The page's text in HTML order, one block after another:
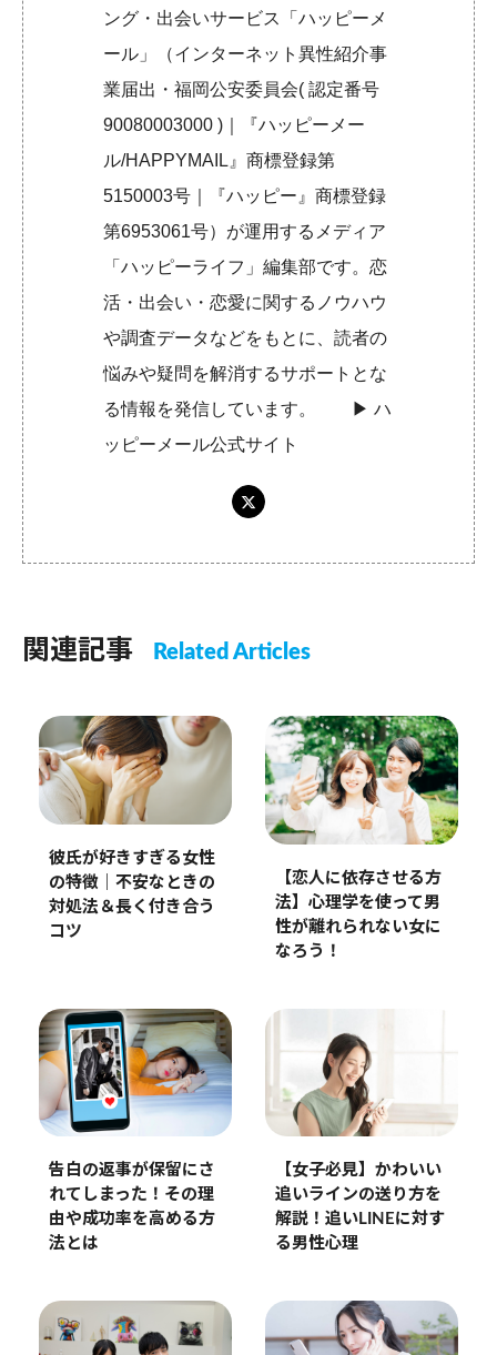
ング・出会いサービス「ハッピーメ
ール」（インターネット異性紹介事
業届出・福岡公安委員会( 認定番号
90080003000 )｜『ハッピーメー
ル/HAPPYMAIL』商標登録第
5150003号｜『ハッピー』商標登録
第6953061号）が運用するメディア
「ハッピーライフ」編集部です。恋
活・出会い・恋愛に関するノウハウ
や調査データなどをもとに、読者の
悩みや疑問を解消するサポートとな
る情報を発信しています。 ▶︎ハ
ッピーメール公式サイト
関連記事 Related Articles
彼氏が好きすぎる女性
の特徴｜不安なときの
対処法＆長く付き合う
コツ
【恋人に依存させる方
法】心理学を使って男
性が離れられない女に
なろう！
告白の返事が保留にさ
れてしまった！その理
由や成功率を高める方
法とは
【女子必見】かわいい
追いラインの送り方を
解説！追いLINEに対す
る男性心理